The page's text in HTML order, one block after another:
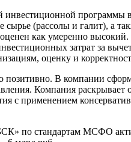
программы
сырье (рассолы и галит), а
как умеренно
затрат за
оценку и
позитивно. В компании
Компания раскрывает
с применением
по стандартам МСФО